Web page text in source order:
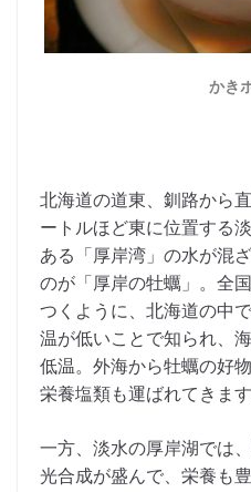
かき
北海道の道東、釧路から
ートルほど東に位置する
ある「厚岸湾」の水が混
のが「厚岸の牡蠣」。全
つくように、北海道の中
温が低いことで知られ、
低温。外海から牡蠣の好
栄養塩類も運ばれてきます
一方、淡水の厚岸湖では
光合成が盛んで、栄養も